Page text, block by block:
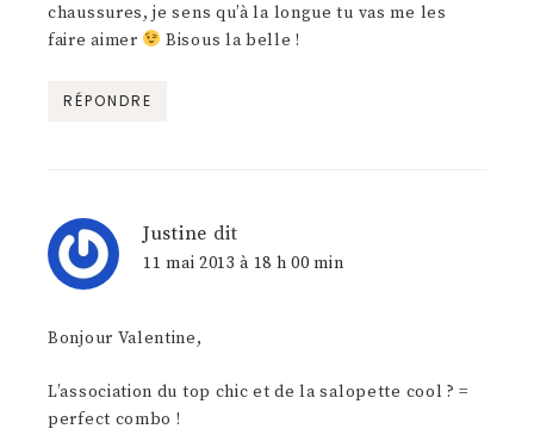
chaussures, je sens qu’à la longue tu vas me les
faire aimer
Bisous la belle !
RÉPONDRE
Justine dit
11 mai 2013 à 18 h 00 min
Bonjour Valentine,
L’association du top chic et de la salopette cool ? =
perfect combo !